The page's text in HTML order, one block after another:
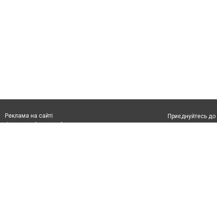
Реклама на сайті
Франшиза "CitySites"
Приєднуйтесь до